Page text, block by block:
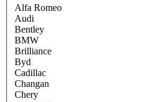
Alfa Romeo
Audi
Bentley
BMW
Brilliance
Byd
Cadillac
Changan
Chery